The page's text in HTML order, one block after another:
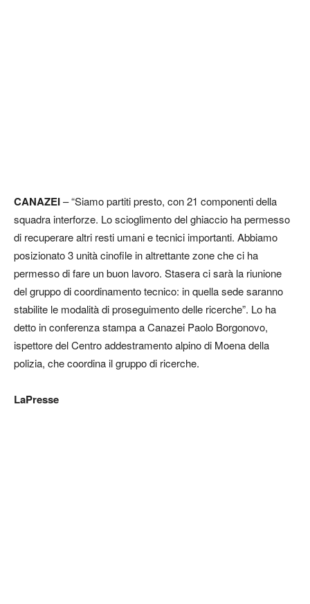
CANAZEI– “Siamo partiti presto, con 21 componenti della
squadra interforze. Lo scioglimento del ghiaccio ha permesso
di recuperare altri resti umani e tecnici importanti. Abbiamo
posizionato 3 unità cinofile in altrettante zone che ci ha
permesso di fare un buon lavoro. Stasera ci sarà la riunione
del gruppo di coordinamento tecnico: in quella sede saranno
stabilite le modalità di proseguimento delle ricerche”. Lo ha
detto in conferenza stampa a Canazei Paolo Borgonovo,
ispettore del Centro addestramento alpino di Moena della
polizia, che coordina il gruppo di ricerche.
LaPresse